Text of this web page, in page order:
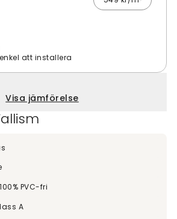
att installera
Visa jämförelse
PVC-fri
A